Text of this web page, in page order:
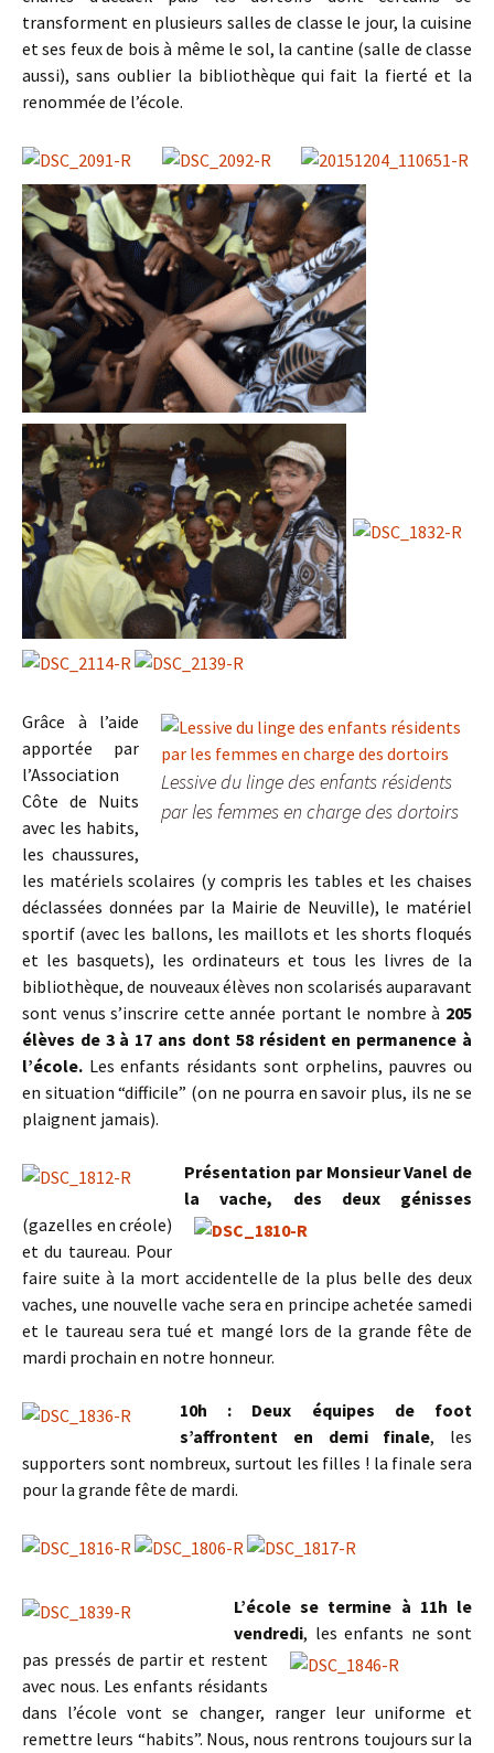
transforment en plusieurs salles de classe le jour, la cuisine
et ses feux de bois à même le sol, la cantine (salle de classe
aussi), sans oublier la bibliothèque qui fait la fierté et la
renommée de l’école.
Lessive du linge des enfants résidents
par les femmes en charge des dortoirs
Grâce à l’aide
apportée par
l’Association
Côte de Nuits
avec les habits,
les chaussures,
les matériels scolaires (y compris les tables et les chaises
déclassées données par la Mairie de Neuville), le matériel
sportif (avec les ballons, les maillots et les shorts floqués
et les basquets), les ordinateurs et tous les livres de la
bibliothèque, de nouveaux élèves non scolarisés auparavant
sont venus s’inscrire cette année portant le nombre à 205
élèves de 3 à 17 ans dont 58 résident en permanence à
l’école. Les enfants résidants sont orphelins, pauvres ou
en situation “difficile” (on ne pourra en savoir plus, ils ne se
plaignent jamais).
Présentation par Monsieur Vanel de
la vache, des deuxgénisses
(gazelles en créole)
et du taureau. Pour
faire suite à la mort accidentelle de la plus belle des deux
vaches, une nouvelle vache sera en principe achetée samedi
et le taureau sera tué et mangé lors de la grande fête de
mardi prochain en notre honneur.
10h : Deux équipes de foot
s’affrontent en demi finale, les
supporters sont nombreux, surtout les filles ! la finale sera
pour la grande fête de mardi.
L’école se termine à 11h le
vendredi, les enfants ne sont
pas pressés de partir et restent
avec nous. Les enfants résidants
dans l’école vont se changer, ranger leur uniforme et
remettre leurs “habits”. Nous, nous rentrons toujours sur la